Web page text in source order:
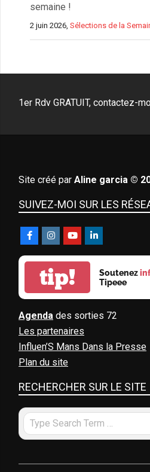
semaine !
2 juin 2026,Sélections de la
1er Rdv GRATUIT, contactez-
Site créé par Aline garcia ©
SUIVEZ-MOI SUR LES
tip! Soutenez
Tipeee
Agenda des sorties 72
Les partenaires
Influen’S Mans Dans la Presse
Plan du site
RECHERCHER SUR LE SITE
Search